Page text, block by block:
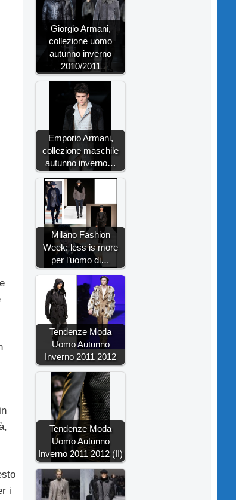
i
Giorgio Armani,
collezione uomo
autunno inverno
2010/2011
Emporio Armani,
collezione maschile
autunno inverno…
Milano Fashion
Week: less is more
per l’uomo di…
Tendenze Moda
Uomo Autunno
Inverno 2011 2012
Tendenze Moda
Uomo Autunno
Inverno 2011 2012 (II)